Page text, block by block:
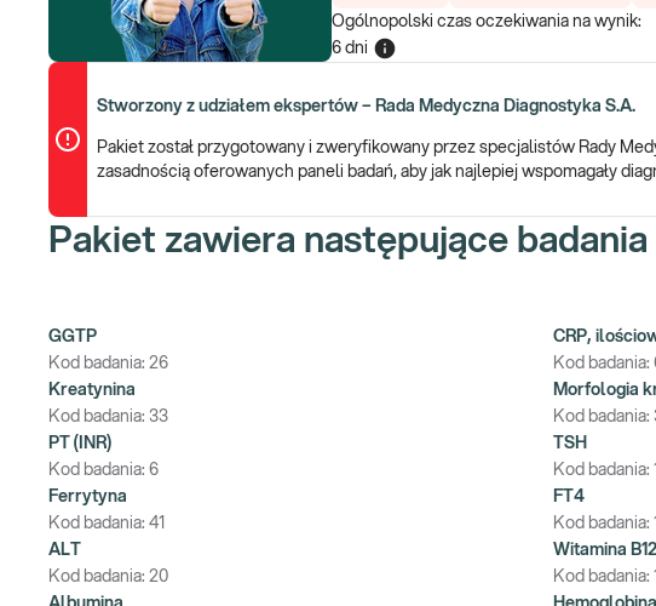
Ogólnopolski czas oczekiwania na wynik:
6 dni
Stworzony z udziałem ekspertów – Rada Medyczna Diagnostyka S.A.
Pakiet został przygotowany i zweryfikowany przez specjalistów Rady
zasadnością oferowanych paneli badań, aby jak najlepiej wspomagały
Pakiet zawiera następujące badania
GGTP
Kod badania: 26
Kreatynina
Kod badania: 33
PT (INR)
Kod badania: 6
Ferrytyna
Kod badania: 41
ALT
Kod badania: 20
CRP,
Kod badania:
Morfologia
Kod badania:
TSH
Kod badania:
FT4
Kod badania:
Witamina B12
Kod badania: